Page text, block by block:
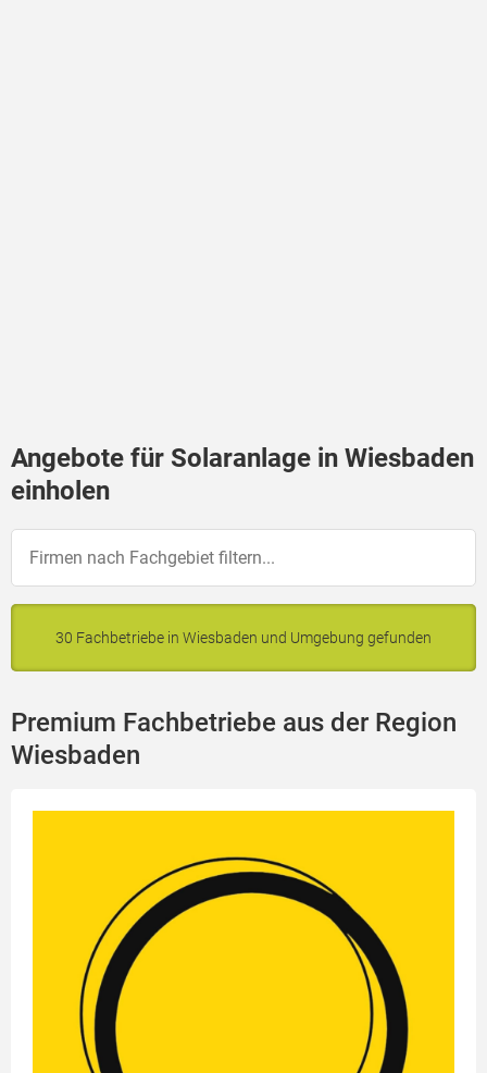
Angebote für Solaranlage in Wiesbaden
einholen
30 Fachbetriebe in Wiesbaden und Umgebung gefunden
Premium Fachbetriebe aus der Region
Wiesbaden